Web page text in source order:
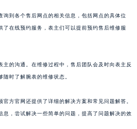
询到各个售后网点的相关信息，包括网点的具体位
了在线预约服务，表主们可以提前预约售后维修服
主的沟通。在维修过程中，售后团队会及时向表主反
时了解腕表的维修状态。
方官网还提供了详细的解决方案和常见问题解答。
息，尝试解决一些简单的问题，提高了问题解决的效